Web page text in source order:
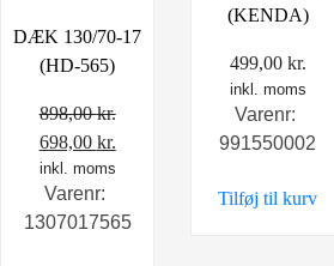
DÆK 130/70-17
(HD-565)
898,00kr.
Den
oprindelige
pris
var:
698,00 kr.
aktuelle
er:
inkl. moms
Varenr:
1307017565
(KENDA)
499,00 kr.
inkl. moms
Varenr:
991550002
Tilføj til kurv